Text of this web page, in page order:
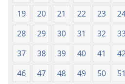
19
20 21 22 23
28
29 30 31 32
37
38 39 40 41
46
47 48 49 50 51